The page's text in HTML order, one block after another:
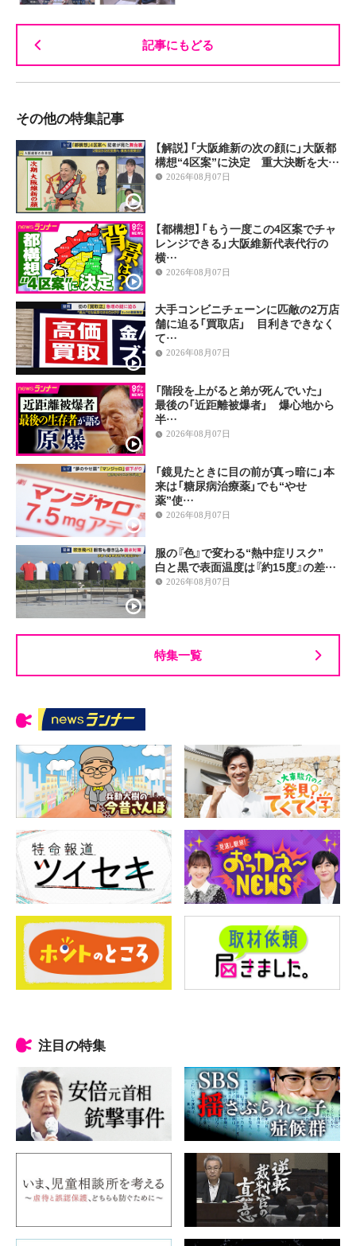
記事にもどる
その他の特集記事
【解説】「大阪維新の次の顔に」大阪都
構想“4区案”に決定 重大決断を大…
2026年08月07日
【都構想】「もう一度この4区案でチャ
レンジできる」大阪維新代表代行の
横…
2026年08月07日
大手コンビニチェーンに匹敵の2万店
舗に迫る「買取店」 目利きできなく
て…
2026年08月07日
「階段を上がると弟が死んでいた」
最後の「近距離被爆者」 爆心地から
半…
2026年08月07日
「鏡見たときに目の前が真っ暗に」本
来は「糖尿病治療薬」でも“やせ
薬”使…
2026年08月07日
服の『色』で変わる“熱中症リスク”
白と黒で表面温度は『約15度』の差…
2026年08月07日
特集一覧
注目の特集